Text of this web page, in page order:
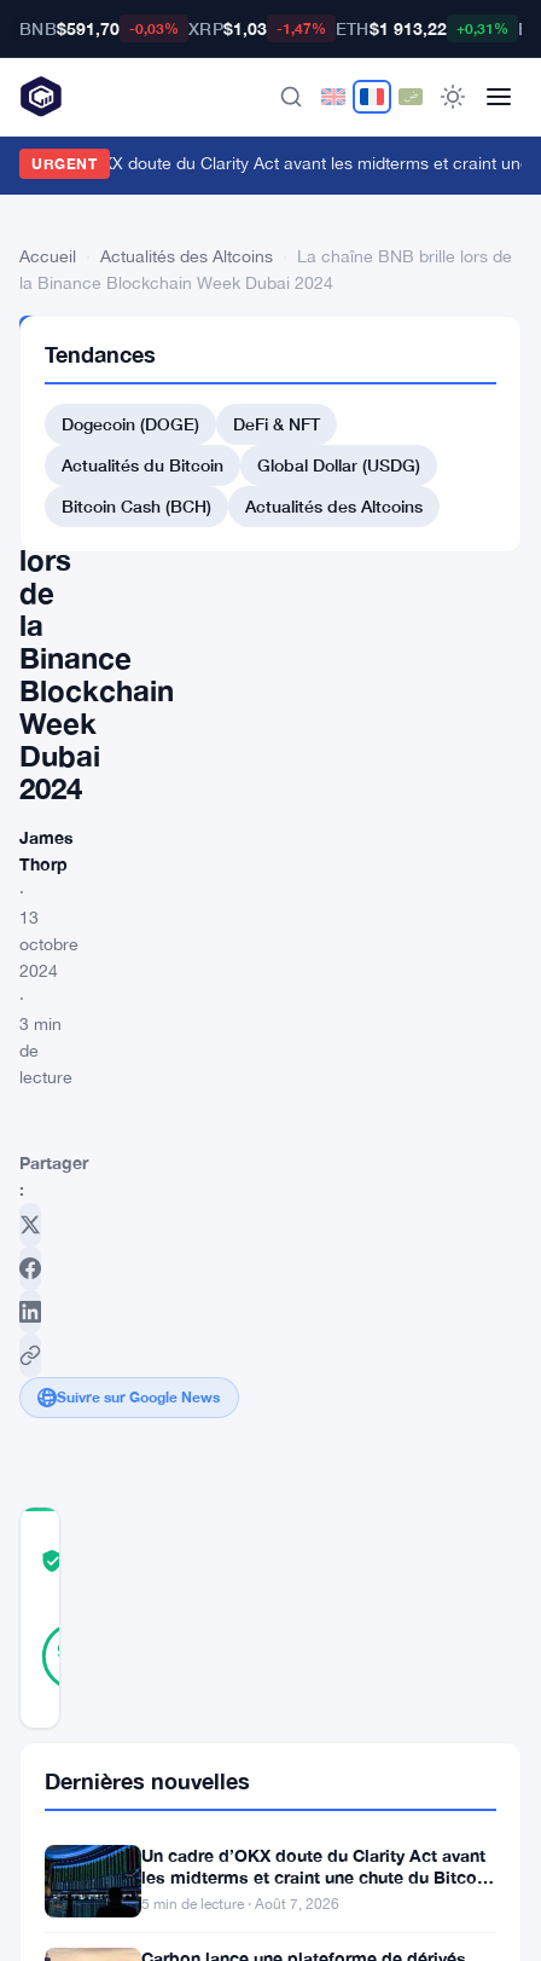
BNB$591,70 -0,03% XRP$1,03 -1,47% ETH$1 913,22 +0,31%
URGENT
cadre d'OKX doute du Clarity Act avant les midterms et craint une
Accueil Actualités des Altcoins
La chaîne BNB brille lors de
la Binance Blockchain Week Dubai 2024
DES
ALTCOINS
chaîne
BNB
lors
de
la
Binance
Blockchain
Week
Dubai
2024
James
Thorp
·
13
octobre
2024
·
3 min
de
lecture
Partager
:
Suivre sur Google News
92
chaîne
BNB
sera
Tendances
Dogecoin (DOGE)
DeFi & NFT
Actualités du Bitcoin
Global Dollar (USDG)
Bitcoin Cash (BCH)
Actualités des Altcoins
Dernières nouvelles
Un cadre d’OKX doute du Clarity Act avant
les midterms et craint une chute du Bitcoin
à 55 000 $
5 min de lecture · Août 7, 2026